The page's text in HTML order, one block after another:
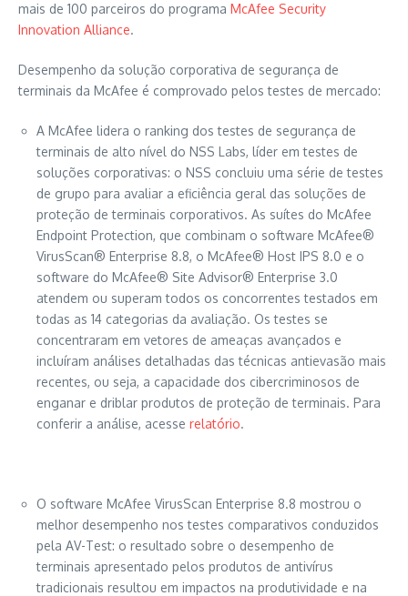
mais de 100 parceiros do programa McAfee Security
Innovation Alliance.
Desempenho da solução corporativa de segurança de
terminais da McAfee é comprovado pelos testes de mercado:
A McAfee lidera o ranking dos testes de segurança de
terminais de alto nível do NSS Labs, líder em testes de
soluções corporativas: o NSS concluiu uma série de testes
de grupo para avaliar a eficiência geral das soluções de
proteção de terminais corporativos. As suítes do McAfee
Endpoint Protection, que combinam o software McAfee®
VirusScan® Enterprise 8.8, o McAfee® Host IPS 8.0 e o
software do McAfee® Site Advisor® Enterprise 3.0
atendem ou superam todos os concorrentes testados em
todas as 14 categorias da avaliação. Os testes se
concentraram em vetores de ameaças avançados e
incluíram análises detalhadas das técnicas antievasão mais
recentes, ou seja, a capacidade dos cibercriminosos de
enganar e driblar produtos de proteção de terminais. Para
conferir a análise, acesse relatório.
O software McAfee VirusScan Enterprise 8.8 mostrou o
melhor desempenho nos testes comparativos conduzidos
pela AV-Test: o resultado sobre o desempenho de
terminais apresentado pelos produtos de antivírus
tradicionais resultou em impactos na produtividade e na